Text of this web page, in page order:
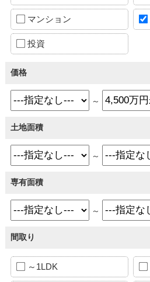
マンション
投資
価格
～
土地面積
～
専有面積
～
間取り
～1LDK